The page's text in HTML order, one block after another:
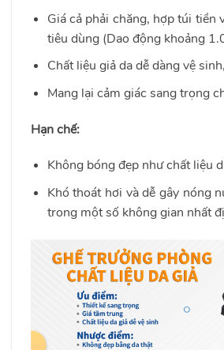
Giá cả phải chăng, hợp túi tiền
tiêu dùng (Dao động khoảng
Chất liệu giả da dễ dàng vệ
Mang lại cảm giác sang trọng
Hạn chế:
Không bóng đẹp như chất liệu
Khó thoát hơi và dễ gây nóng
trong một số không gian nhất